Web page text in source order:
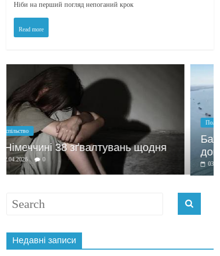
Ніби на перший погляд непоганий крок
Read more
Політика
Бажання заробити мотивує
домовлятись
03.04.2026 0
Недавні записи